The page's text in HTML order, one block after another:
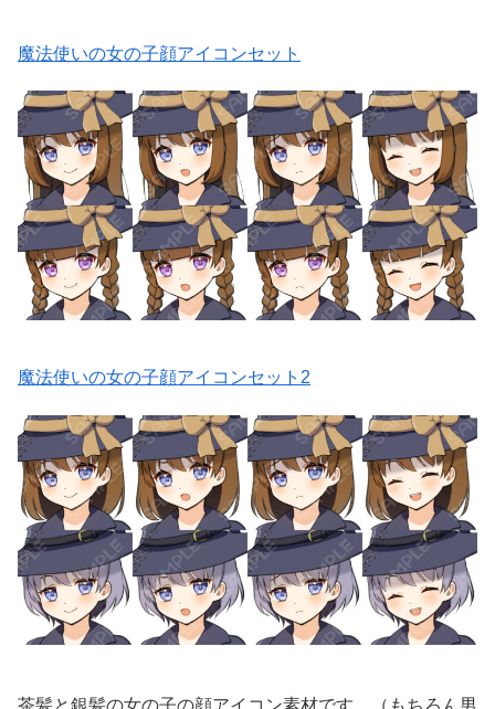
魔法使いの女の子顔アイコンセット
魔法使いの女の子顔アイコンセット2